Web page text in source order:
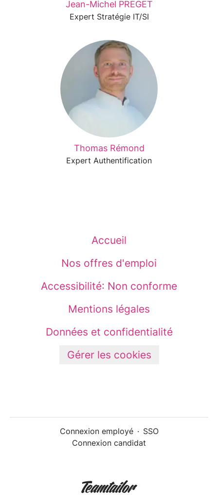
Jean-Michel PREGET
Expert Stratégie IT/SI
Thomas Rémond
Expert Authentification
Accueil
Nos offres d'emploi
Accessibilité: Non conforme
Mentions légales
Données et confidentialité
Gérer les cookies
Connexion employé · SSO
Connexion candidat